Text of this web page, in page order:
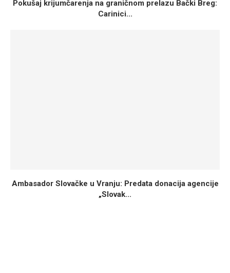
Pokušaj krijumčarenja na graničnom prelazu Bački Breg:
Carinici...
Ambasador Slovačke u Vranju: Predata donacija agencije
„Slovak...